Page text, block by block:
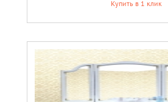
Купить в 1 клик